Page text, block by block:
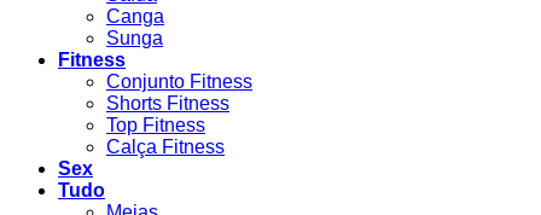
Canga
Sunga
Fitness
Conjunto Fitness
Shorts Fitness
Top Fitness
Calça Fitness
Sex
Tudo